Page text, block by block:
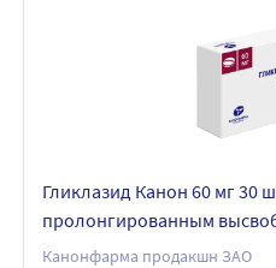
Гликлазид Канон 60 мг 30
пролонгированным
Канонфарма продакшн ЗАО